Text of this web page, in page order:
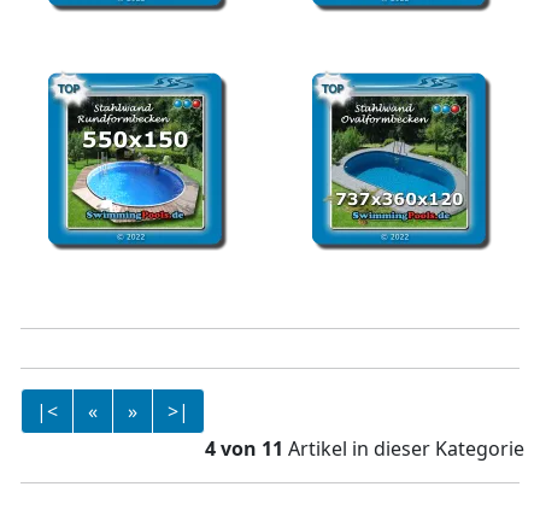
|< « »
>|
4 von 11 Artikel in dieser Kategorie